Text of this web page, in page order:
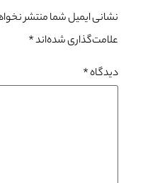
نشانی ایمیل شما منتشر
علامت‌گذاری شده‌اند*
دیدگاه*